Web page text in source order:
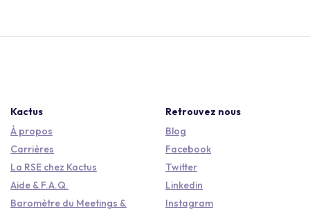
Kactus
À propos
Carrières
La RSE chez Kactus
Aide & F.A.Q.
Baromètre du Meetings &
Retrouvez nous
Blog
Facebook
Twitter
Linkedin
Instagram